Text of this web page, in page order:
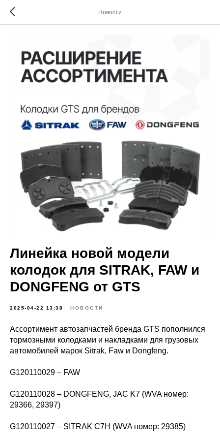
Новости
Линейка новой модели
колодок для SITRAK, FAW и
DONGFENG от GTS
2025-04-22 13:38 НОВОСТИ
Ассортимент автозапчастей бренда GTS пополнился
тормозными колодками и накладками для грузовых
автомобилей марок Sitrak, Faw и Dongfeng.
G120110029 – FAW
G120110028 – DONGFENG, JAC K7 (WVA номер:
29366, 29397)
G120110027 – SITRAK C7H (WVA номер: 29385)